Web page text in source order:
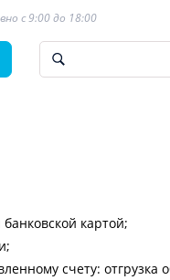
с 9:00 до 18:00
картой;
счету: отгрузка